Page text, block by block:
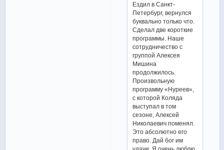
Ездил в Санкт-
Петербург, вернулся
буквально только что.
Сделал две короткие
программы. Наше
сотрудничество с
группой Алексея
Мишина
продолжилось.
Произвольную
программу «Нуреев»,
с которой Коляда
выступал в том
сезоне, Алексей
Николаевич поменял.
Это абсолютно его
право. Дай бог им
удачи. Я очень люблю